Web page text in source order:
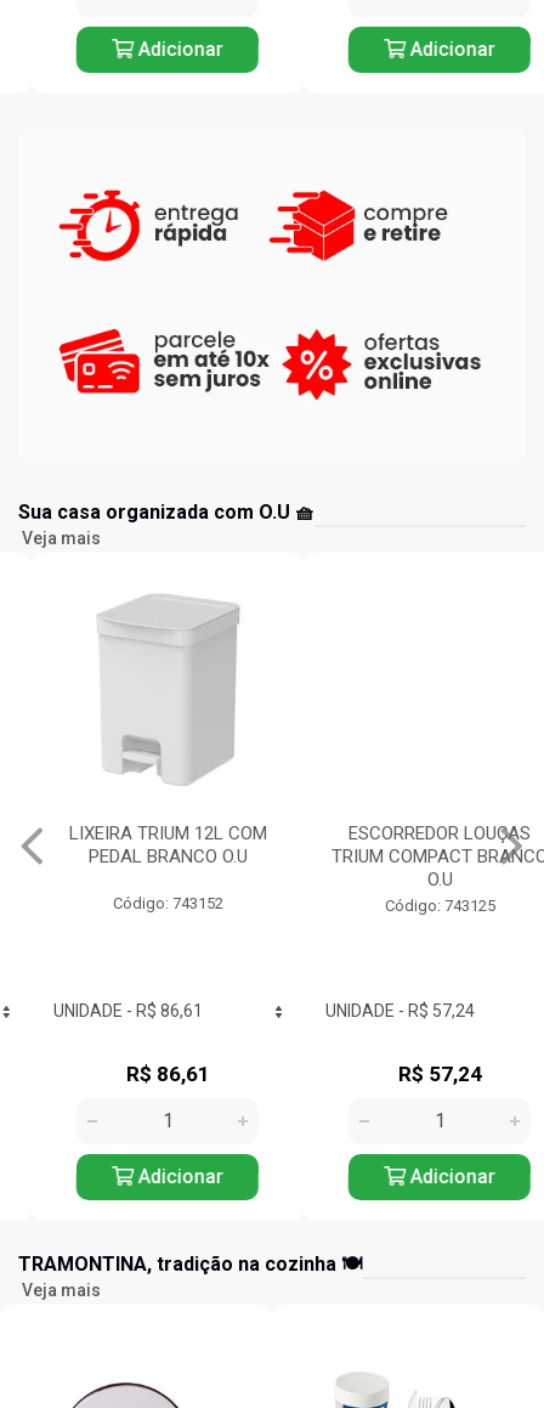
Adicionar Adicionar
Sua casa organizada com O.U 🧺
Veja mais
LIXEIRA TRIUM 12L COM
PEDAL BRANCO O.U
Código: 743152
R$ 86,61
Adicionar
ESCORREDOR LOUÇAS
TRIUM COMPACT BRANCO
Código: 743125
R$ 57,24
Adicionar
TRAMONTINA, tradição na cozinha 🍽️
Veja mais